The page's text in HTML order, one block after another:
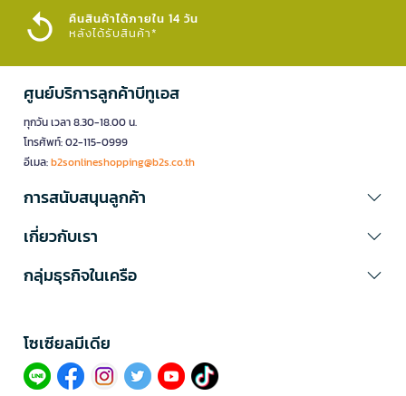
คืนสินค้าได้ภายใน 14 วัน
หลังได้รับสินค้า*
ศูนย์บริการลูกค้าบีทูเอส
ทุกวัน เวลา 8.30-18.00 น.
โทรศัพท์: 02-115-0999
อีเมล:b2sonlineshopping@b2s.co.th
การสนับสนุนลูกค้า
เกี่ยวกับเรา
กลุ่มธุรกิจในเครือ
โซเซียลมีเดีย​